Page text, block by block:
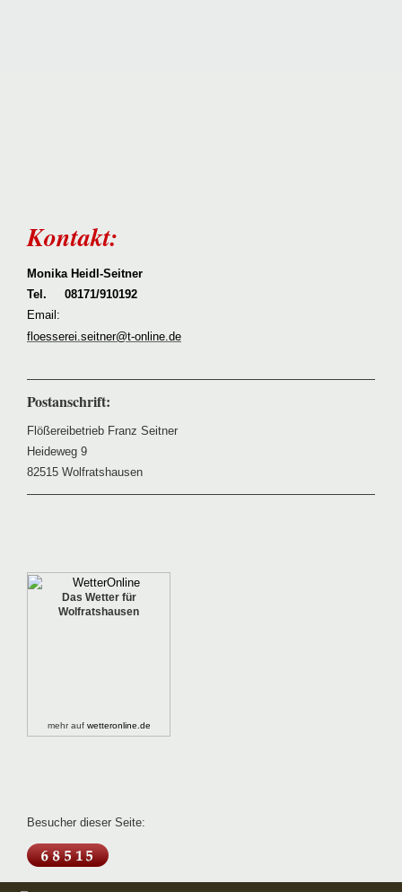
Kontakt:
Monika Heidl-Seitner
Tel. 08171/910192
Email:
floesserei.seitner@t-online.de
Postanschrift:
Flößereibetrieb Franz Seitner
Heideweg 9
82515 Wolfratshausen
Das Wetter für
Wolfratshausen
mehr auf wetteronline.de
Besucher dieser Seite: